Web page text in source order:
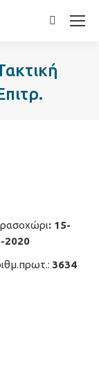
Search:
: 15-
2020
3634